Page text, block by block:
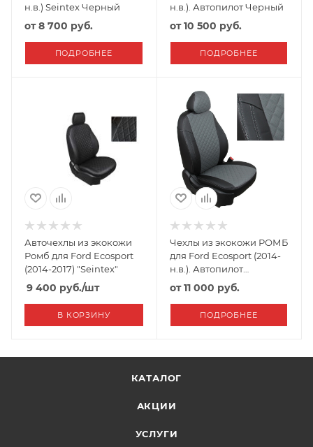
н.в.) Seintex Черный
от8 700 руб.
ПОДРОБНЕЕ
н.в.). Автопилот Черный
от10 500 руб.
ПОДРОБНЕЕ
Авточехлы из экокожи
Ромб для Ford Ecosport
(2014-2017) "Seintex"
9 400 руб./шт
В КОРЗИНУ
Чехлы из экокожи РОМБ
для Ford Ecosport (2014-
н.в.). Автопилот
Черный+Серый
от11 000 руб.
ПОДРОБНЕЕ
КАТАЛОГ
АКЦИИ
УСЛУГИ